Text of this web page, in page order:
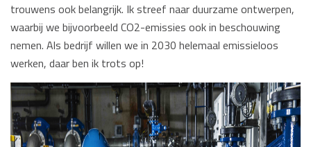
trouwens ook belangrijk. Ik streef naar duurzame ontwerpen,
waarbij we bijvoorbeeld CO2-emissies ook in beschouwing
nemen. Als bedrijf willen we in 2030 helemaal emissieloos
werken, daar ben ik trots op!